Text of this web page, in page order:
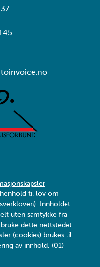
til lov om
Innholdet
uten samtykke fra
dette nettstedet
(cookies) brukes til
av innhold. (01)